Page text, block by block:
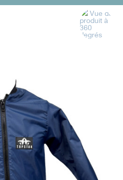
Vue du
produit à
360
degrés